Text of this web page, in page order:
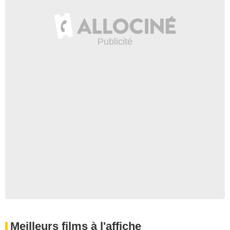
Meilleurs films à l'affiche